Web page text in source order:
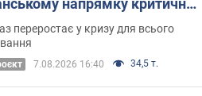
напрямку критичний
як це вдалося
переростає у кризу для всього
7.08.2026 16:40 34,5 т.